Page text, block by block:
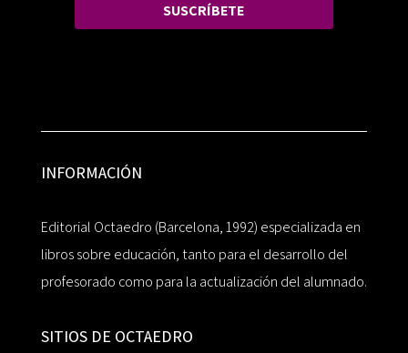
SUSCRÍBETE
INFORMACIÓN
Editorial Octaedro (Barcelona, 1992) especializada en
libros sobre educación, tanto para el desarrollo del
profesorado como para la actualización del alumnado.
SITIOS DE OCTAEDRO